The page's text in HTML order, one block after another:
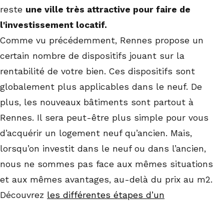
reste une ville très attractive pour faire de
l'investissement locatif.
Comme vu précédemment, Rennes propose un
certain nombre de dispositifs jouant sur la
rentabilité de votre bien. Ces dispositifs sont
globalement plus applicables dans le neuf. De
plus, les nouveaux bâtiments sont partout à
Rennes. Il sera peut-être plus simple pour vous
d’acquérir un logement neuf qu’ancien. Mais,
lorsqu’on investit dans le neuf ou dans l’ancien,
nous ne sommes pas face aux mêmes situations
et aux mêmes avantages, au-delà du prix au m2.
Découvrez les différentes étapes d’un